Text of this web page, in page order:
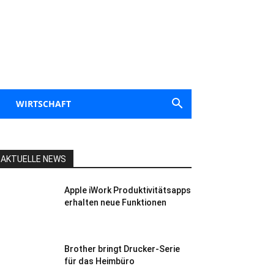
WIRTSCHAFT
AKTUELLE NEWS
Apple iWork Produktivitätsapps
erhalten neue Funktionen
Brother bringt Drucker-Serie
für das Heimbüro